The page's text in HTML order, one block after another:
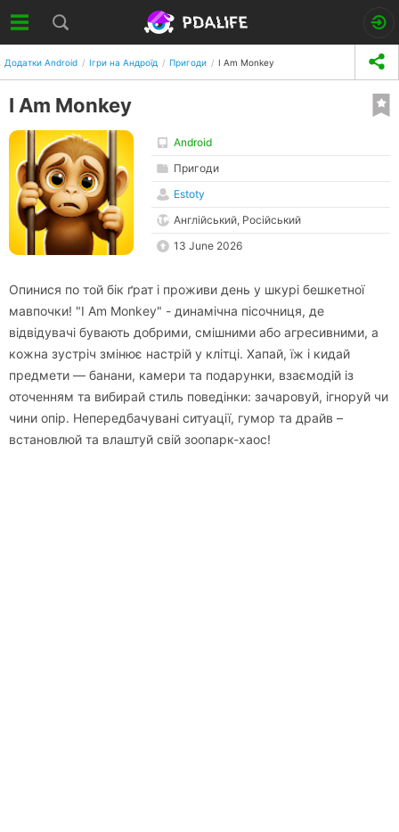
Додатки Android Ігри на Андроїд Пригоди I Am Monkey
I Am Monkey
Android
Пригоди
Estoty
Англійський, Російський
13 June 2026
Опинися по той бік ґрат і проживи день у шкурі бешкетної
мавпочки! "I Am Monkey" - динамічна пісочниця, де
відвідувачі бувають добрими, смішними або агресивними, а
кожна зустріч змінює настрій у клітці. Хапай, їж і кидай
предмети — банани, камери та подарунки, взаємодій із
оточенням та вибирай стиль поведінки: зачаровуй, ігноруй чи
чини опір. Непередбачувані ситуації, гумор та драйв –
встановлюй та влаштуй свій зоопарк-хаос!